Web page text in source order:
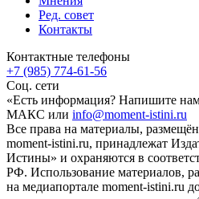
Ред. совет
Контакты
Контактные телефоны
+7 (985) 774-61-56
Соц. сети
«Есть информация? Напишите
МАКС или info@moment-istini.ru
Все права на материалы,
moment-istini.ru, принадлежат
Истины» и охраняются в
РФ. Использование материалов,
на медиапортале moment-istini.ru